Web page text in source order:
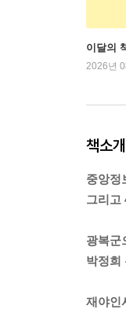
이달의
2026년
책소개
중앙정
그리고
광복군
박정희
재야인